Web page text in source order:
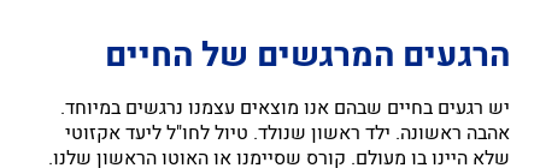
הרגעים המרגשים של החיים
יש רגעים בחיים שבהם אנו מוצאים עצמנו נרגשים במיוחד.
אהבה ראשונה. ילד ראשון שנולד. טיול לחו"ל ליעד אקזוטי
שלא היינו בו מעולם. קורס שסיימנו או האוטו הראשון שלנו.